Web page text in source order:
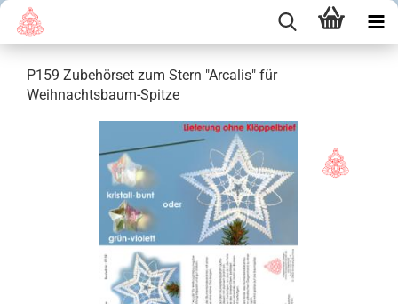
P159 Zubehörset zum Stern "Arcalis" für
Weihnachtsbaum-Spitze